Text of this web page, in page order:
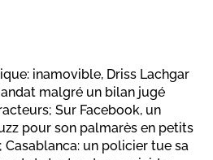
inamovible, Driss Lachgar
malgré un bilan jugé
Sur Facebook, un
pour son palmarès en petits
Casablanca: un policier tue sa